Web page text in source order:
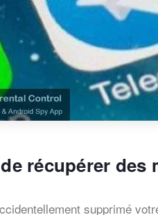
récupérer des
supprimé